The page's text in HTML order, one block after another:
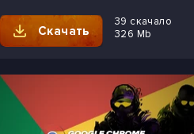
Скачать
39 скачало
326 Mb